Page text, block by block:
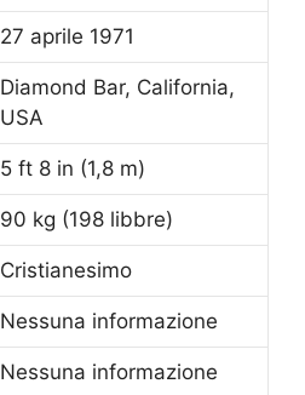
27 aprile 1971
Diamond Bar, California,
USA
5 ft 8 in (1,8 m)
90 kg (198 libbre)
Cristianesimo
Nessuna informazione
Nessuna informazione